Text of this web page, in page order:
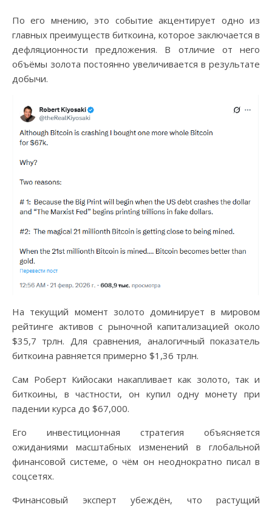
По его мнению, это событие акцентирует одно из
главных преимуществ биткоина, которое заключается в
дефляционности предложения. В отличие от него
объёмы золота постоянно увеличивается в результате
добычи.
На текущий момент золото доминирует в мировом
рейтинге активов с рыночной капитализацией около
$35,7 трлн. Для сравнения, аналогичный показатель
биткоина равняется примерно $1,36 трлн.
Сам Роберт Кийосаки накапливает как золото, так и
биткоины, в частности, он купил одну монету при
падении курса до $67,000.
Его инвестиционная стратегия объясняется
ожиданиями масштабных изменений в глобальной
финансовой системе, о чём он неоднократно писал в
соцсетях.
Финансовый эксперт убеждён, что растущий